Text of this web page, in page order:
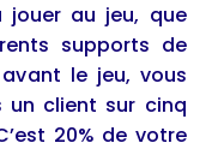
jouer au jeu, que
supports de
le jeu, vous
un client sur cinq
20% de votre